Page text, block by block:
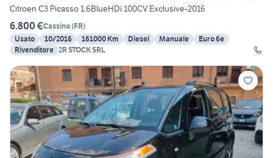
Citroen C3 Picasso 1.6BlueHDi 100CV Exclusive-2016
6.800 €Cassino(FR)
Usato
10/2016 161000 Km Diesel Manuale
Euro 6e
Rivenditore 2R STOCK SRL